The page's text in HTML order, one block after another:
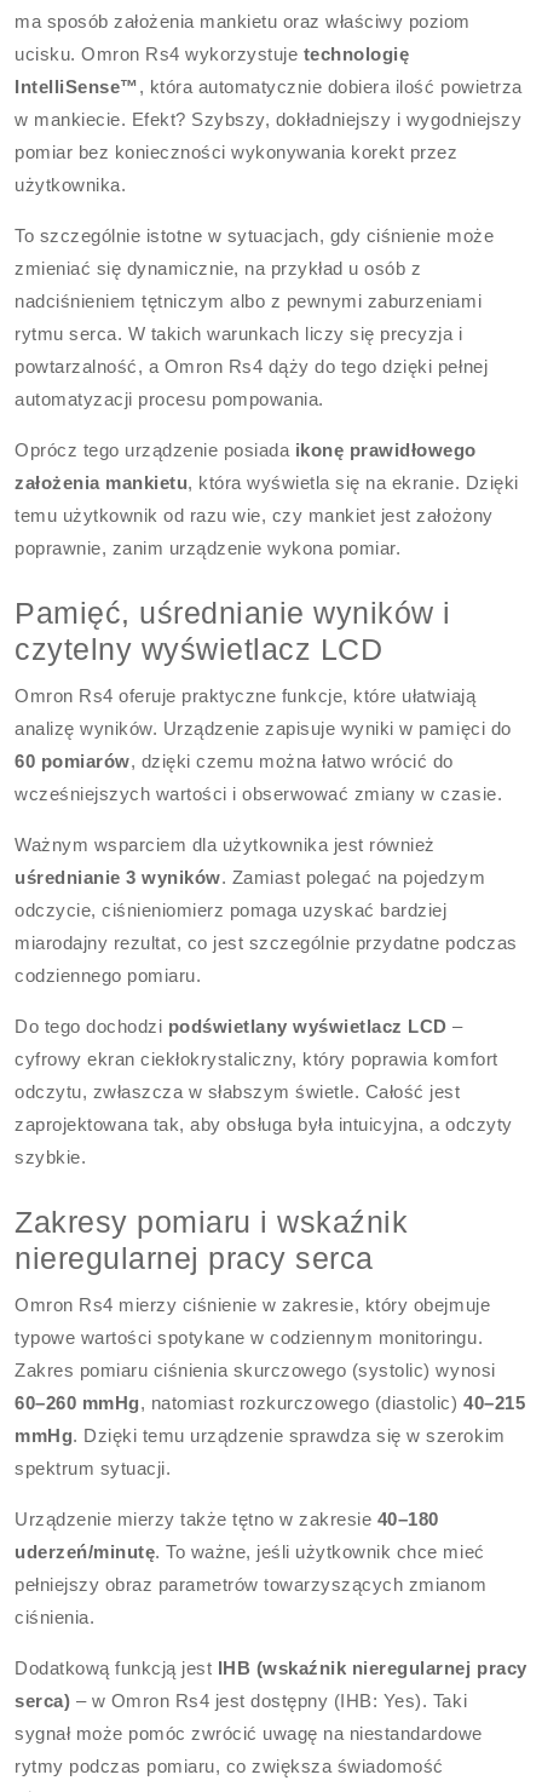
ma sposób założenia mankietu oraz właściwy poziom
ucisku. Omron Rs4 wykorzystuje technologię
IntelliSense™, która automatycznie dobiera ilość powietrza
w mankiecie. Efekt? Szybszy, dokładniejszy i wygodniejszy
pomiar bez konieczności wykonywania korekt przez
użytkownika.
To szczególnie istotne w sytuacjach, gdy ciśnienie może
zmieniać się dynamicznie, na przykład u osób z
nadciśnieniem tętniczym albo z pewnymi zaburzeniami
rytmu serca. W takich warunkach liczy się precyzja i
powtarzalność, a Omron Rs4 dąży do tego dzięki pełnej
automatyzacji procesu pompowania.
Oprócz tego urządzenie posiada ikonę prawidłowego
założenia mankietu, która wyświetla się na ekranie. Dzięki
temu użytkownik od razu wie, czy mankiet jest założony
poprawnie, zanim urządzenie wykona pomiar.
Pamięć, uśrednianie wyników i
czytelny wyświetlacz LCD
Omron Rs4 oferuje praktyczne funkcje, które ułatwiają
analizę wyników. Urządzenie zapisuje wyniki w pamięci do
60 pomiarów, dzięki czemu można łatwo wrócić do
wcześniejszych wartości i obserwować zmiany w czasie.
Ważnym wsparciem dla użytkownika jest również
uśrednianie 3 wyników. Zamiast polegać na pojedzym
odczycie, ciśnieniomierz pomaga uzyskać bardziej
miarodajny rezultat, co jest szczególnie przydatne podczas
codziennego pomiaru.
Do tego dochodzi podświetlany wyświetlacz LCD –
cyfrowy ekran ciekłokrystaliczny, który poprawia komfort
odczytu, zwłaszcza w słabszym świetle. Całość jest
zaprojektowana tak, aby obsługa była intuicyjna, a odczyty
szybkie.
Zakresy pomiaru i wskaźnik
nieregularnej pracy serca
Omron Rs4 mierzy ciśnienie w zakresie, który obejmuje
typowe wartości spotykane w codziennym monitoringu.
Zakres pomiaru ciśnienia skurczowego (systolic) wynosi
60–260 mmHg, natomiast rozkurczowego (diastolic)40–215
mmHg. Dzięki temu urządzenie sprawdza się w szerokim
spektrum sytuacji.
Urządzenie mierzy także tętno w zakresie 40–180
uderzeń/minutę. To ważne, jeśli użytkownik chce mieć
pełniejszy obraz parametrów towarzyszących zmianom
ciśnienia.
Dodatkową funkcją jest IHB (wskaźnik nieregularnej pracy
serca) – w Omron Rs4 jest dostępny (IHB: Yes). Taki
sygnał może pomóc zwrócić uwagę na niestandardowe
rytmy podczas pomiaru, co zwiększa świadomość